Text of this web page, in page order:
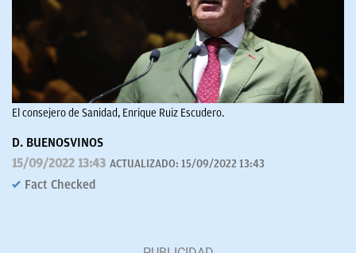
El consejero de Sanidad, Enrique Ruiz Escudero.
D. BUENOSVINOS
15/09/2022 13:43 ACTUALIZADO: 15/09/2022 13:43
Fact Checked